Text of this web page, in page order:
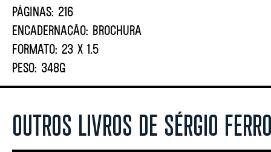
PÁGINAS: 216
ENCADERNAÇÃO: BROCHURA
FORMATO: 23 X 1.5
PESO: 348G
OUTROS LIVROS DE SÉRGIO